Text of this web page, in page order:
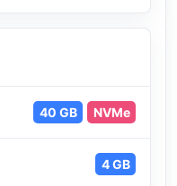
40 GB NVMe
4 GB